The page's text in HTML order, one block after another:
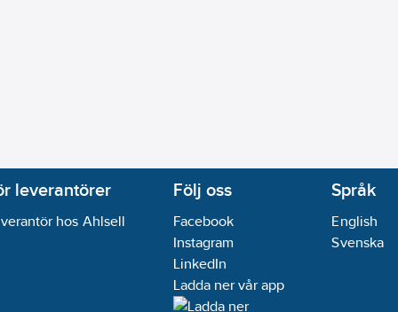
leverantörer
hos Ahlsell
Följ oss
Facebook
Instagram
LinkedIn
Ladda ner vår app
Språk
English
Svenska